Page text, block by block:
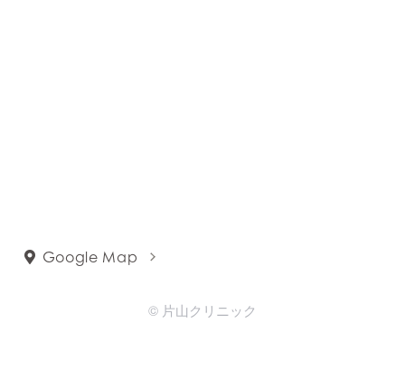
Google Map
© 片山クリニック